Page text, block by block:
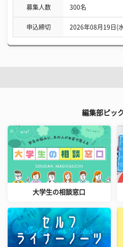
募集人数 300名
申込締切 2026年08月19日(
編集部ピッ
大学生の相談窓口